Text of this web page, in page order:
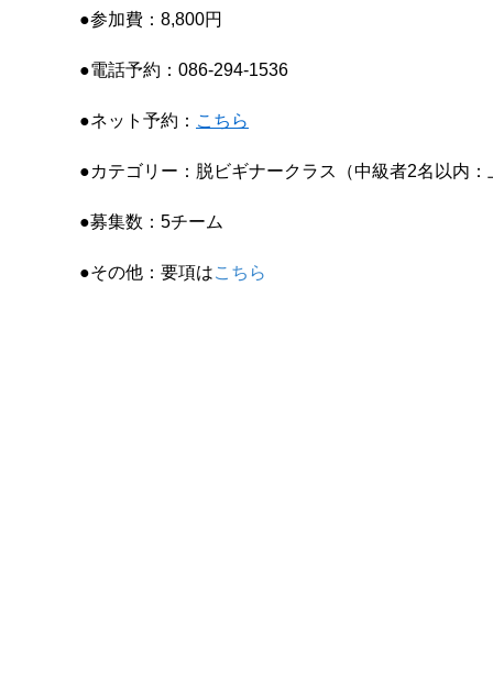
●参加費：8,800円
●電話予約：086-294-1536
●ネット予約： こちら
●カテゴリー：脱ビギナークラス（中級者2名以内：
●募集数：5チーム
●その他：要項はこちら